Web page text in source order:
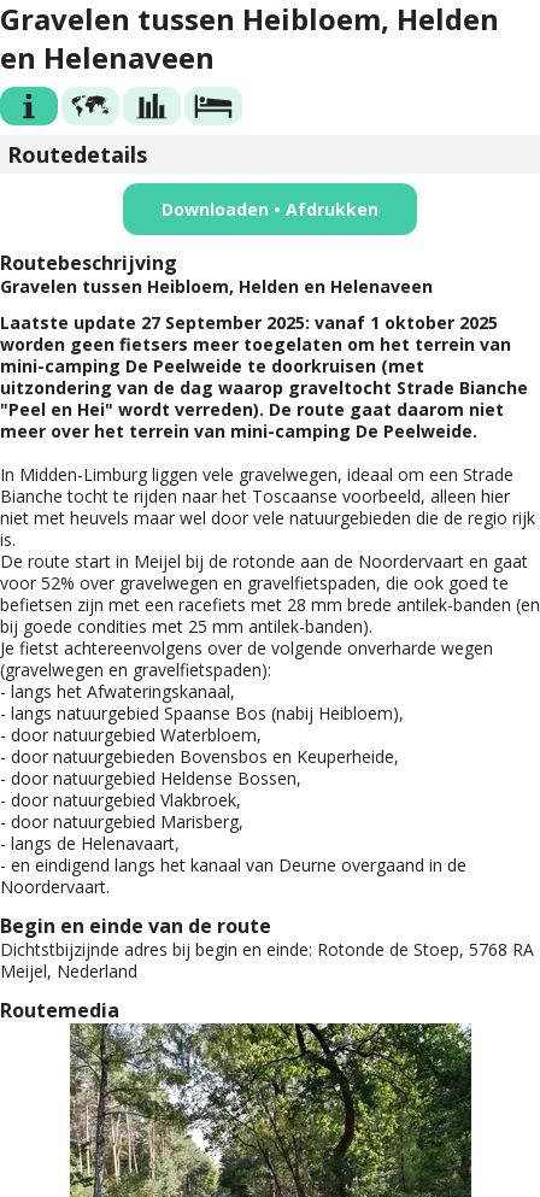
Gravelen tussen Heibloem, Helden
en Helenaveen
Routedetails
Downloaden • Afdrukken
Routebeschrijving
Gravelen tussen Heibloem, Helden en Helenaveen
Laatste update 27 September 2025: vanaf 1 oktober 2025
worden geen fietsers meer toegelaten om het terrein van
mini-camping De Peelweide te doorkruisen (met
uitzondering van de dag waarop graveltocht Strade Bianche
"Peel en Hei" wordt verreden). De route gaat daarom niet
meer over het terrein van mini-camping De Peelweide.
In Midden-Limburg liggen vele gravelwegen, ideaal om een Strade
Bianche tocht te rijden naar het Toscaanse voorbeeld, alleen hier
niet met heuvels maar wel door vele natuurgebieden die de regio rijk
is.
De route start in Meijel bij de rotonde aan de Noordervaart en gaat
voor 52% over gravelwegen en gravelfietspaden, die ook goed te
befietsen zijn met een racefiets met 28 mm brede antilek-banden (en
bij goede condities met 25 mm antilek-banden).
Je fietst achtereenvolgens over de volgende onverharde wegen
(gravelwegen en gravelfietspaden):
- langs het Afwateringskanaal,
- langs natuurgebied Spaanse Bos (nabij Heibloem),
- door natuurgebied Waterbloem,
- door natuurgebieden Bovensbos en Keuperheide,
- door natuurgebied Heldense Bossen,
- door natuurgebied Vlakbroek,
- door natuurgebied Marisberg,
- langs de Helenavaart,
- en eindigend langs het kanaal van Deurne overgaand in de
Noordervaart.
Begin en einde van de route
Dichtstbijzijnde adres bij begin en einde: Rotonde de Stoep, 5768 RA
Meijel, Nederland
Routemedia